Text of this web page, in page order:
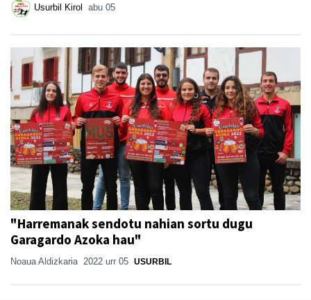
Usurbil Kirol abu 05
"Harremanak sendotu nahian sortu dugu
Garagardo Azoka hau"
Noaua Aldizkaria 2022 urr 05 USURBIL